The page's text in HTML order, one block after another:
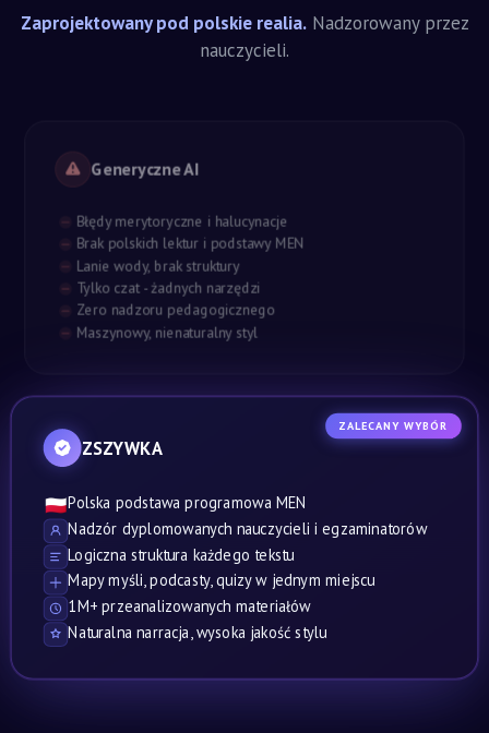
Zaprojektowany pod polskie realia.Nadzorowany przez
nauczycieli.
Generyczne AI
Błędy merytoryczne i halucynacje
Brak polskich lektur i podstawy MEN
Lanie wody, brak struktury
Tylko czat - żadnych narzędzi
Zero nadzoru pedagogicznego
Maszynowy, nienaturalny styl
ZALECANY WYBÓR
ZSZYWKA
🇵🇱Polska podstawa programowa MEN
Nadzór dyplomowanych nauczycieli i egzaminatorów
Logiczna struktura każdego tekstu
Mapy myśli, podcasty, quizy w jednym miejscu
1M+ przeanalizowanych materiałów
Naturalna narracja, wysoka jakość stylu